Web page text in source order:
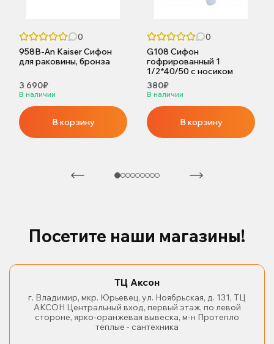
0
958B-An Kaiser Сифон
для раковины, бронза
3 690₽
В наличии
В корзину
0
G108 Сифон
гофрированный 1
1/2*40/50 с носиком
380₽
В наличии
В корзину
Посетите наши магазины!
ТЦ Аксон
г. Владимир, мкр. Юрьевец, ул. Ноябрьская, д. 131, ТЦ
АКСОН Центральный вход, первый этаж, по левой
стороне, ярко-оранжевая вывеска, м-н Протепло
тёплые - сантехника